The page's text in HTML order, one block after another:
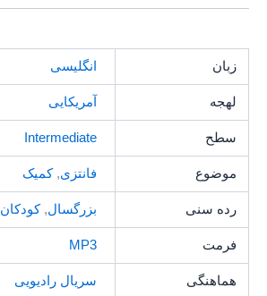
زبان انگلیسی
لهجه آمریکایی
سطح Intermediate
موضوع فانتزی,کمیک
رده سنی بزرگسال,کودکان
فرمت MP3
هماهنگی سریال رادیویی